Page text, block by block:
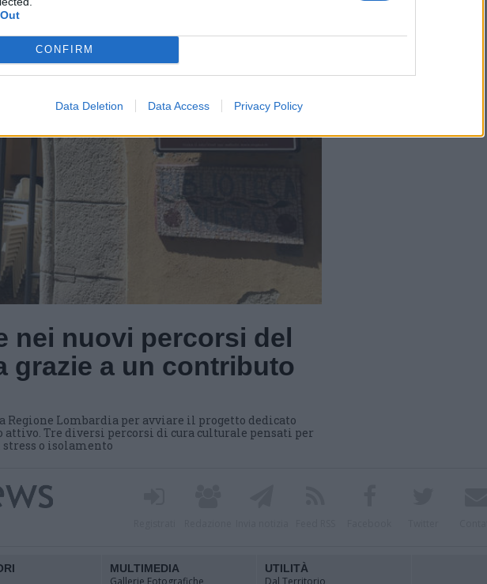
CONFIRM
Data Deletion Data Access Privacy Policy
nei nuovi percorsi del
grazie a un contributo
Regione Lombardia per avviare il progetto dedicato
Tre diversi percorsi di cura culturale pensati per
o isolamento
MULTIMEDIA
Gallerie Fotografiche
UTILITÀ
Dal Territorio